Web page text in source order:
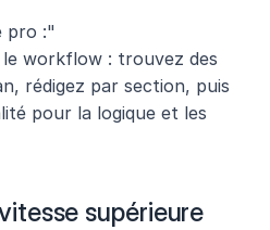
pro :"
workflow : trouvez des
rédigez par section, puis
pour la logique et les
supérieure